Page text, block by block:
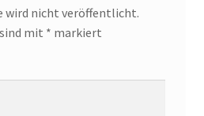
wird nicht veröffentlicht.
mit * markiert